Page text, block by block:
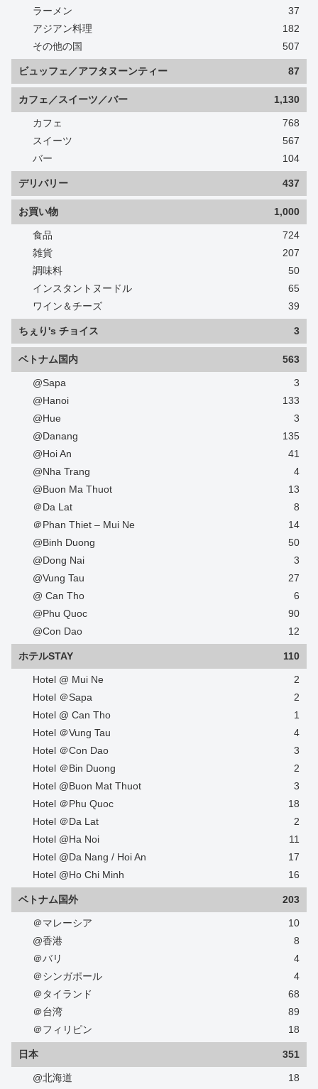
ラーメン
37
アジアン料理
182
その他の国
507
ビュッフェ／アフタヌーンティー 87
カフェ／スイーツ／バー 1,130
カフェ
768
スイーツ
567
バー
104
デリバリー 437
お買い物 1,000
食品
724
雑貨
207
調味料
50
インスタントヌードル
65
ワイン＆チーズ
39
ちぇり's チョイス 3
ベトナム国内 563
@Sapa
3
@Hanoi
133
@Hue
3
@Danang
135
@Hoi An
41
@Nha Trang
4
@Buon Ma Thuot
13
＠Da Lat
8
＠Phan Thiet – Mui Ne
14
@Binh Duong
50
@Dong Nai
3
@Vung Tau
27
@ Can Tho
6
@Phu Quoc
90
@Con Dao
12
ホテルSTAY 110
Hotel @ Mui Ne
2
Hotel ＠Sapa
2
Hotel @ Can Tho
1
Hotel ＠Vung Tau
4
Hotel ＠Con Dao
3
Hotel ＠Bin Duong
2
Hotel @Buon Mat Thuot
3
Hotel ＠Phu Quoc
18
Hotel ＠Da Lat
2
Hotel @Ha Noi
11
Hotel @Da Nang / Hoi An
17
Hotel @Ho Chi Minh
16
ベトナム国外 203
＠マレーシア
10
@香港
8
＠バリ
4
＠シンガポール
4
＠タイランド
68
＠台湾
89
＠フィリピン
18
日本 351
@北海道
18